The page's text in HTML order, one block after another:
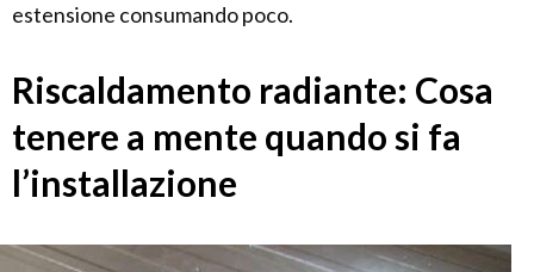
estensione consumando poco.
Riscaldamento radiante: Cosa
tenere a mente quando si fa
l’installazione